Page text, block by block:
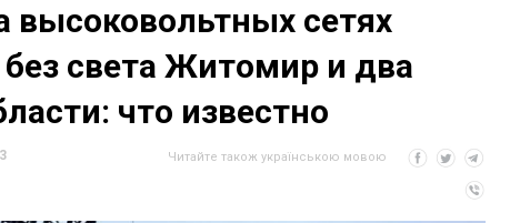
высоковольтных сетях
без света Житомир и два
что известно
Читайте також українською мовою